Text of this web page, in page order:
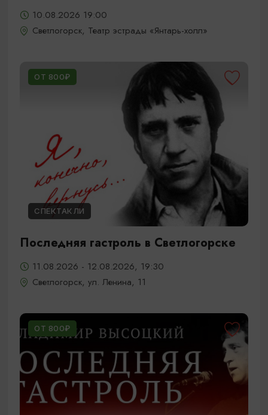
10.08.2026 19:00
Светлогорск, Театр эстрады «Янтарь-холл»
ОТ 800₽
СПЕКТАКЛИ
Последняя гастроль в Светлогорске
11.08.2026 - 12.08.2026, 19:30
Светлогорск, ул. Ленина, 11
ОТ 800₽